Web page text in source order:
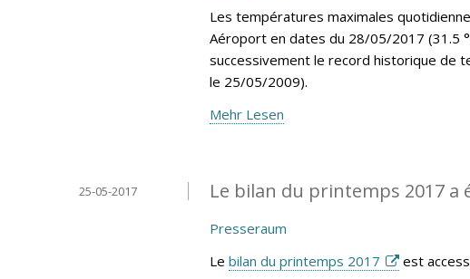
Les températures maximales
Aéroport en dates du 28/05/2017 (31.5
successivement le record historique de
le 25/05/2009).
Mehr Lesen
Le bilan du printemps 2017 a
25-05-2017
Presseraum
Le bilan du printemps 2017
est